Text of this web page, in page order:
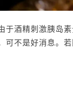
于酒精刺激胰岛
可不是好消息。